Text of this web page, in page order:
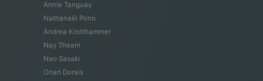
Annie Tanguay
Nathanaël Pono
Andrea Krotthammer
Nay Theam
Nao Sasaki
Orian Dorais